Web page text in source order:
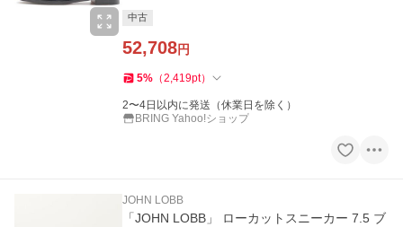
中古
52,708円
5% （2,419pt）
2〜4日以内に発送（休業日を除く）
BRING Yahoo!ショップ
JOHN LOBB
「JOHN LOBB」 ローカットスニーカー 7.5 ブ